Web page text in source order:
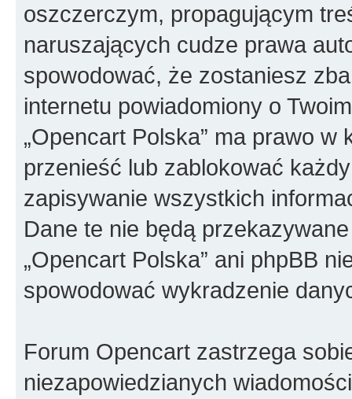
oszczerczym, propagującym
naruszających cudze prawa
spowodować, że zostaniesz
internetu powiadomiony o
„Opencart Polska” ma prawo
przenieść lub zablokować
zapisywanie wszystkich
Dane te nie będą
„Opencart Polska” ani phpBB
spowodować wykradzenie
Forum Opencart zastrzega
niezapowiedzianych